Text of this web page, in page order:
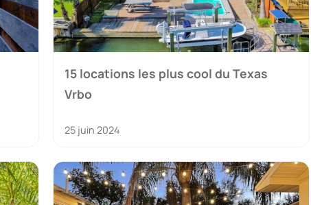
15 locations les plus cool du Texas
Vrbo
25 juin 2024